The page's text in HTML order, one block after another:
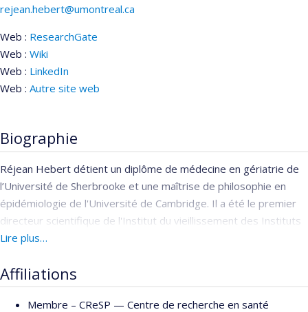
rejean.hebert@umontreal.ca
Web : ResearchGate
Web : Wiki
Web : LinkedIn
Web : Autre site web
Biographie
Réjean Hebert détient un diplôme de médecine en gériatrie de
l’Université de Sherbrooke et une maîtrise de philosophie en
épidémiologie de l'Université de Cambridge. Il a été le premier
directeur scientifique de l'Institut du vieillissement des Instituts
de recherche en santé du Canada, après avoir créé le Centre de
gériatrie de Sherbrooke, dont il a tenu les rênes jusqu'en 2001. Il
a occupé le poste de doyen de la Faculté de médecine et des
sciences de la santé de l’Université de Sherbrooke de janvier
Lire plus…
Affiliations
Membre – CReSP — Centre de recherche en santé